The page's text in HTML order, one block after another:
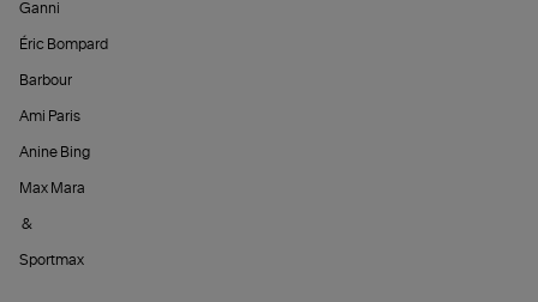
Ganni
Éric Bompard
Barbour
Ami Paris
Anine Bing
Max Mara
&
Sportmax